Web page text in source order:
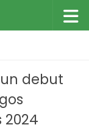
debut
2024